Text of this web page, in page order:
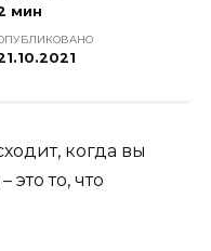
мин
когда вы
то, что